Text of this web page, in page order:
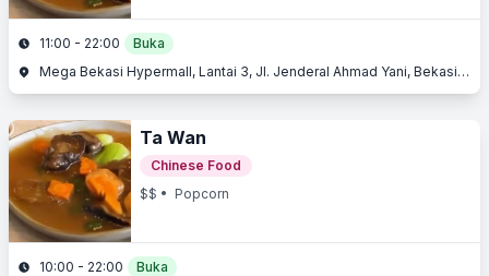
11:00 - 22:00
Buka
Mega Bekasi Hypermall, Lantai 3, Jl. Jenderal Ahmad Yani, Bekasi Barat, Bekasi, Jawa Barat
Ta Wan
Chinese Food
$$ • Popcorn
10:00 - 22:00
Buka